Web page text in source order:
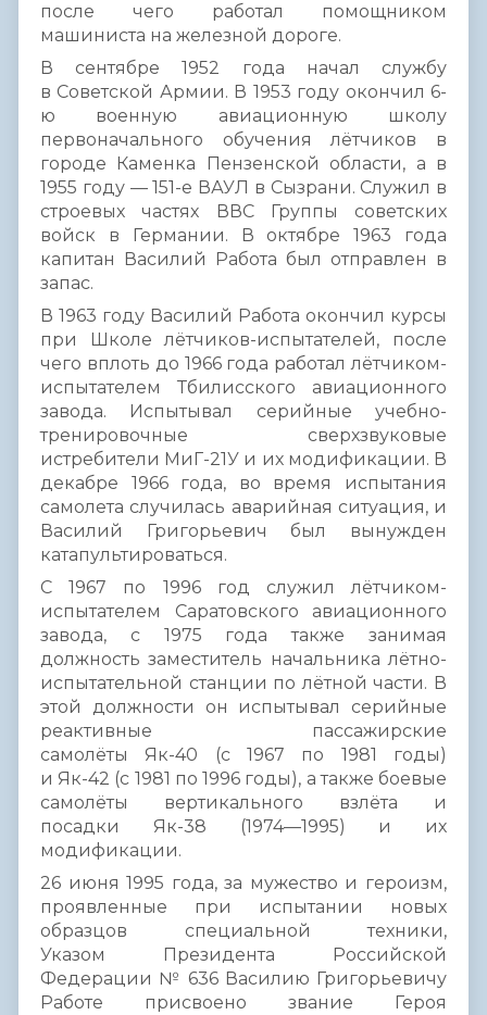
после чего работал помощником
машиниста на железной дороге.
В сентябре 1952 года начал службу
в Советской Армии. В 1953 году окончил 6-
ю военную авиационную школу
первоначального обучения лётчиков в
городе Каменка Пензенской области, а в
1955 году — 151-е ВАУЛ в Сызрани. Служил в
строевых частях ВВС Группы советских
войск в Германии. В октябре 1963 года
капитан Василий Работа был отправлен в
запас.
В 1963 году Василий Работа окончил курсы
при Школе лётчиков-испытателей, после
чего вплоть до 1966 года работал лётчиком-
испытателем Тбилисского авиационного
завода. Испытывал серийные учебно-
тренировочные сверхзвуковые
истребители МиГ-21У и их модификации. В
декабре 1966 года, во время испытания
самолета случилась аварийная ситуация, и
Василий Григорьевич был вынужден
катапультироваться.
С 1967 по 1996 год служил лётчиком-
испытателем Саратовского авиационного
завода, с 1975 года также занимая
должность заместитель начальника лётно-
испытательной станции по лётной части. В
этой должности он испытывал серийные
реактивные пассажирские
самолёты Як-40 (с 1967 по 1981 годы)
и Як-42 (с 1981 по 1996 годы), а также боевые
самолёты вертикального взлёта и
посадки Як-38 (1974—1995) и их
модификации.
26 июня 1995 года, за мужество и героизм,
проявленные при испытании новых
образцов специальной техники,
Указом Президента Российской
Федерации № 636 Василию Григорьевичу
Работе присвоено звание Героя